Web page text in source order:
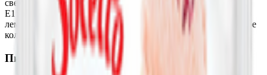
свеклы(свекла, регулятор кислотности лимонная кислота)),
Е160а); ароматизатор «Клубника», регулятор кислотности
лемонная кислота. Продукт может содержать незначительное
количество арахиса, орехов, яичных продуктов.
Пищевая ценность на 100г